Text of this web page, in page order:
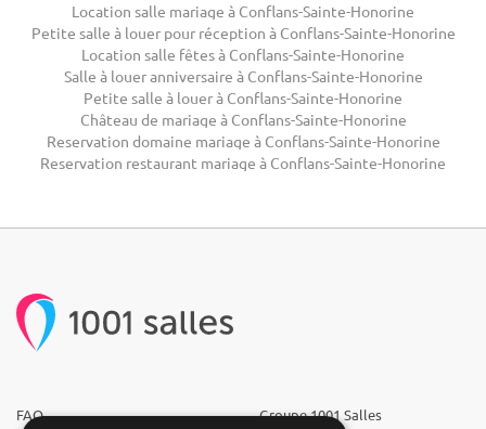
Location salle mariage à Conflans-Sainte-Honorine
Petite salle à louer pour réception à Conflans-Sainte-Honorine
Location salle fêtes à Conflans-Sainte-Honorine
Salle à louer anniversaire à Conflans-Sainte-Honorine
Petite salle à louer à Conflans-Sainte-Honorine
Château de mariage à Conflans-Sainte-Honorine
Reservation domaine mariage à Conflans-Sainte-Honorine
Reservation restaurant mariage à Conflans-Sainte-Honorine
FAQ Groupe 1001 Salles